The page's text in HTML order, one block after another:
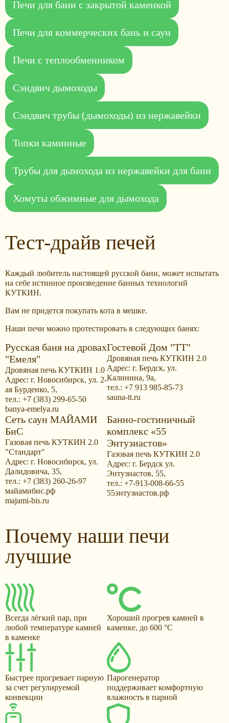
Печи для бани с закрытой каменкой
Печи для коммерческих бань и саун
Печи с теплообменником
Сэндвич дымоходы
Сэндвич трубы (дымоходы) из нержавейки
Топки каминные
Трубы для дымохода из нержавейки для бани
Хомуты обжимные для дымохода
Тест-драйв печей
Каждый любитель настоящей русской бани, может испытать
на себе истинное произведение банных технологий
КУТКИН.
Вам не придется покупать кота в мешке.
Наши печи можно протестировать в следующих банях:
Русская баня на дровах
"Емеля"
Дровяная печь КУТКИН 1.0
Адрес: г. Новосибирск, ул. 2-
ая Бурденко, 5,
тел.: +7 (383) 299-65-50
banya-emelya.ru
Гостевой Дом "ТТ"
Дровяная печь КУТКИН 2.0
Адрес: г. Бердск, ул.
Калинина, 9а,
тел.: +7 913 985-85-73
sauna-tt.ru
Сеть саун МАЙАМИ
БиС
Газовая печь КУТКИН 2.0
"Стандарт"
Адрес: г. Новосибирск, ул.
Далидовича, 35,
тел.: +7 (383) 260-26-97
майамибис.рф
majami-bis.ru
Банно-гостиничный
комплекс «55
Энтузиастов»
Газовая печь КУТКИН 2.0
Адрес: г. Бердск ул.
Энтузиастов, 55,
тел.: +7-913-008-66-55
55энтузиастов.рф
Почему наши печи
лучшие
Всегда лёгкий пар, при
любой температуре камней
в каменке
Хороший прогрев камней в
каменке, до 600 °С
Быстрее прогревает парную
за счет регулируемой
конвекции
Парогенератор
поддерживает комфортную
влажность в парной